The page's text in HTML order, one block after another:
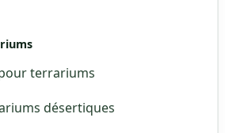
terrariums
désertiques